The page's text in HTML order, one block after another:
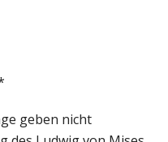
geben nicht